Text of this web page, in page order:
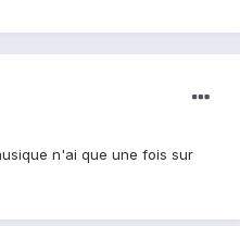
n'ai que une fois sur